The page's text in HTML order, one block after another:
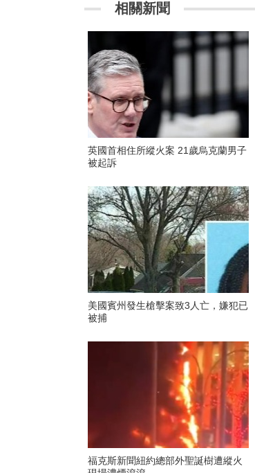
相關新聞
英國首相住所縱火案 21歲烏克蘭男子
被起訴
美國賓州發生槍擊案致3人亡，嫌犯已
被捕
福克斯新聞紐約總部外聖誕樹遭縱火